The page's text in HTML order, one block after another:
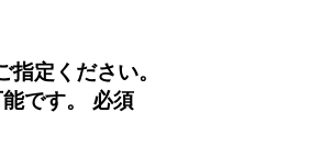
指定ください。
です。 必須